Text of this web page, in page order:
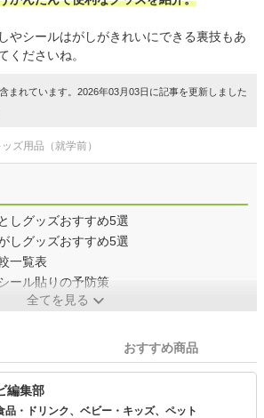
やシールはがしがきれいにできる裏技もあ
くださいね。
まれています。2026年03月03日に記事を更新しました
ズ用品（就学前）
しグッズおすすめ5選
しグッズおすすめ5選
一覧表
ール貼りの予防策
全てを見る
おすすめ商品
編集部
品・ドリンク、ベビー・キッズ、ペット